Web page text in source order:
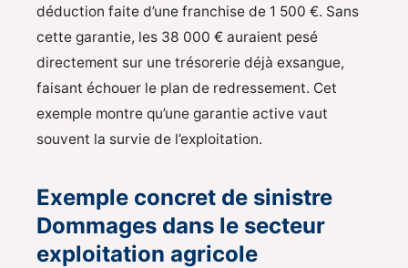
déduction faite d’une franchise de 1 500 €. Sans
cette garantie, les 38 000 € auraient pesé
directement sur une trésorerie déjà exsangue,
faisant échouer le plan de redressement. Cet
exemple montre qu’une garantie active vaut
souvent la survie de l’exploitation.
Exemple concret de sinistre
Dommages dans le secteur
exploitation agricole